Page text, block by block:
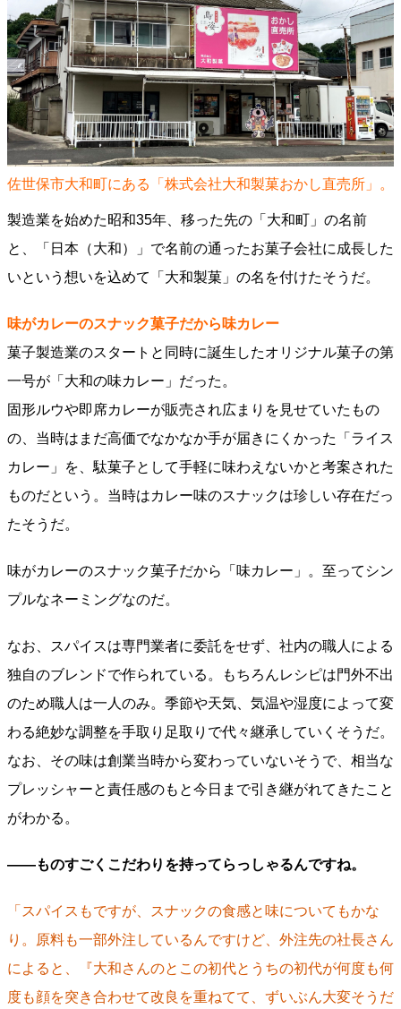
佐世保市大和町にある「株式会社大和製菓おかし直売所」。
製造業を始めた昭和35年、移った先の「大和町」の名前
と、「日本（大和）」で名前の通ったお菓子会社に成長した
いという想いを込めて「大和製菓」の名を付けたそうだ。
味がカレーのスナック菓子だから味カレー
菓子製造業のスタートと同時に誕生したオリジナル菓子の第
一号が「大和の味カレー」だった。
固形ルウや即席カレーが販売され広まりを見せていたもの
の、当時はまだ高価でなかなか手が届きにくかった「ライス
カレー」を、駄菓子として手軽に味わえないかと考案された
ものだという。当時はカレー味のスナックは珍しい存在だっ
たそうだ。
味がカレーのスナック菓子だから「味カレー」。至ってシン
プルなネーミングなのだ。
なお、スパイスは専門業者に委託をせず、社内の職人による
独自のブレンドで作られている。もちろんレシピは門外不出
のため職人は一人のみ。季節や天気、気温や湿度によって変
わる絶妙な調整を手取り足取りで代々継承していくそうだ。
なお、その味は創業当時から変わっていないそうで、相当な
プレッシャーと責任感のもと今日まで引き継がれてきたこと
がわかる。
――ものすごくこだわりを持ってらっしゃるんですね。
「スパイスもですが、スナックの食感と味についてもかな
り。原料も一部外注しているんですけど、外注先の社長さん
によると、『大和さんのとこの初代とうちの初代が何度も何
度も顔を突き合わせて改良を重ねてて、ずいぶん大変そうだ